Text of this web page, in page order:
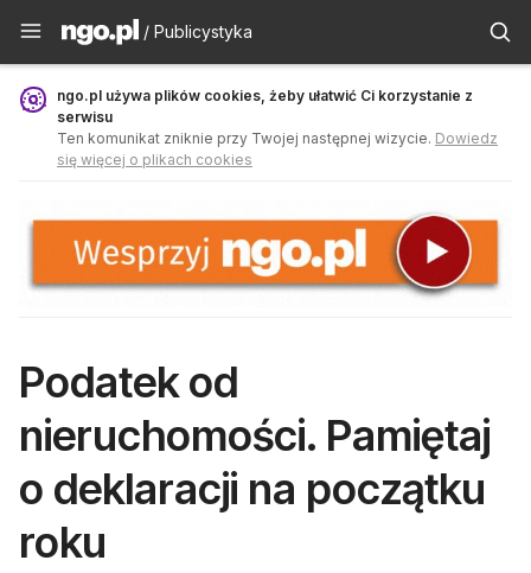
Publicystyka - ngo.pl
/ Publicystyka
ngo.pl używa plików cookies, żeby ułatwić Ci korzystanie z
serwisu
Ten komunikat zniknie przy Twojej następnej wizycie. Dowiedz
się więcej o plikach cookies
Podatek od
nieruchomości. Pamiętaj
o deklaracji na początku
roku